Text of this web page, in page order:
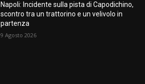
Napoli: Incidente sulla pista di Capodichino,
scontro tra un trattorino e un velivolo in
partenza
9 Agosto 2026